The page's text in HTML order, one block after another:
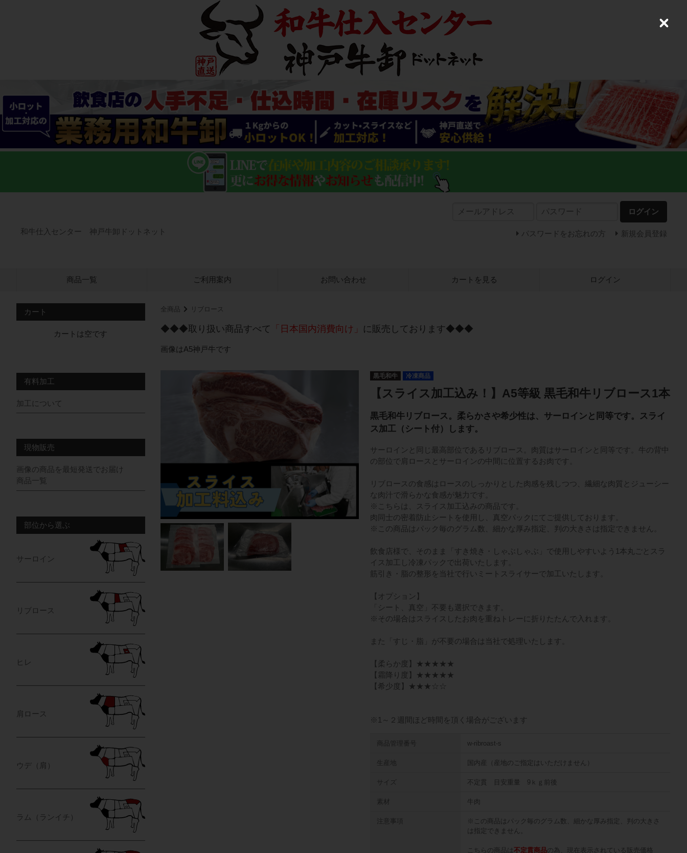
和牛仕入センター 神戸牛卸ドットネット
ログイン
パスワードをお忘れの方 新規会員登録
商品一覧 ご利用案内 お問い合わせ カートを見る ログイン
全商品 リブロース
◆◆◆取り扱い商品すべて 「日本国内消費向け」 に販売しております◆◆◆
画像はA5神戸牛です
黒毛和牛 冷凍商品
【スライス加工込み！】A5等級 黒毛和牛リブロース1本
黒毛和牛リブロース。柔らかさや希少性は、サーロインと同等です。スライ
ス加工（シート付）します。
サーロインと同じ最高部位であるリブロース。肉質はサーロインと同等です。牛の背中
の部位で肩ロースとサーロインの中間に位置するお肉です。
リブロースの食感はロースのしっかりとした肉感を残しつつ、繊細な肉質とジューシー
な肉汁で滑らかな食感が魅力です。
※こちらは、スライス加工込みの商品です。
肉同士の密着防止シートを使用し、真空パックにてご提供しております。
※この商品はパック毎のグラム数、細かな厚み指定、判の大きさは指定できません。
飲食店様で、そのまま「すき焼き・しゃぶしゃぶ」で使用しやすいよう1本丸ごとスラ
イス加工し冷凍パックで出荷いたします。
筋引き・脂の整形を当社で行いミートスライサーで加工いたします。
【オプション】
「シート、真空」不要も選択できます。
※その場合はスライスしたお肉を重ねトレーに折りたたんで入れます。
また「すじ・脂」が不要の場合は当社で処理いたします。
【柔らか度】★★★★★
【霜降り度】★★★★★
【希少度】★★★☆☆
※1～２週間ほど時間を頂く場合がございます
商品管理番号 w-ribroast-s
生産地 国内産（産地のご指定はいただけません）
サイズ 不定貫 目安重量 9ｋｇ前後
素材 牛肉
注意事項
※この商品はパック毎のグラム数、細かな厚み指定、判の大きさ
は指定できません。
こちらの商品は不定貫商品の為、現在表示されている販売価格
カート
カートは空です
有料加工
加工について
現物販売
画像の商品を最短発送でお届け
商品一覧
部位から選ぶ
サーロイン
リブロース
ヒレ
肩ロース
ウデ（肩）
ラム（ランイチ）
C